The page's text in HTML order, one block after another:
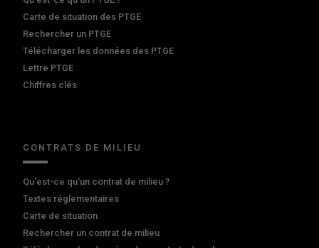
Carte de situation des PTGE
Rechercher un PTGE
Télécharger les données des PTGE
Lettre PTGE
Chiffres clés
CONTRATS DE MILIEU
Qu'est-ce qu'un contrat de milieu ?
Textes réglementaires
Carte de situation
Rechercher un contrat de milieu